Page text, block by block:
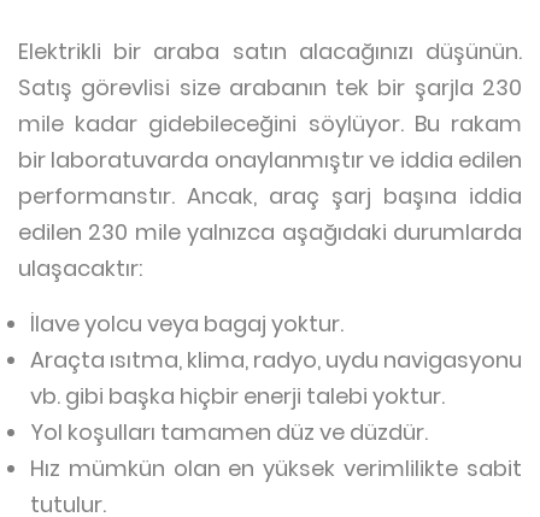
Elektrikli bir araba satın alacağınızı düşünün.
Satış görevlisi size arabanın tek bir şarjla 230
mile kadar gidebileceğini söylüyor. Bu rakam
bir laboratuvarda onaylanmıştır ve iddia edilen
performanstır. Ancak, araç şarj başına iddia
edilen 230 mile yalnızca aşağıdaki durumlarda
ulaşacaktır:
İlave yolcu veya bagaj yoktur.
Araçta ısıtma, klima, radyo, uydu navigasyonu
vb. gibi başka hiçbir enerji talebi yoktur.
Yol koşulları tamamen düz ve düzdür.
Hız mümkün olan en yüksek verimlilikte sabit
tutulur.